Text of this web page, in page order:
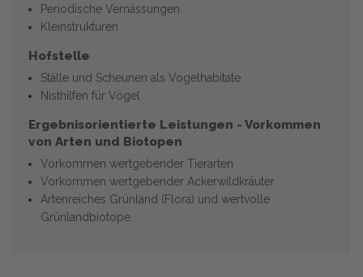
Periodische Vernässungen
Kleinstrukturen
Hofstelle
Ställe und Scheunen als Vogelhabitate
Nisthilfen für Vögel
Ergebnisorientierte Leistungen - Vorkommen
von Arten und Biotopen
Vorkommen wertgebender Tierarten
Vorkommen wertgebender Ackerwildkräuter
Artenreiches Grünland (Flora) und wertvolle
Grünlandbiotope